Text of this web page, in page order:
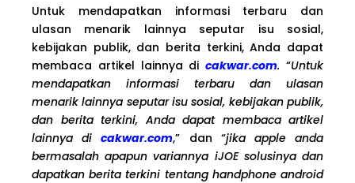
Untuk mendapatkan informasi terbaru dan
ulasan menarik lainnya seputar isu sosial,
kebijakan publik, dan berita terkini, Anda dapat
membaca artikel lainnya dicakwar.com.“Untuk
mendapatkan informasi terbaru dan ulasan
menarik lainnya seputar isu sosial, kebijakan publik,
dan berita terkini, Anda dapat membaca artikel
lainnya dicakwar.com,” dan “jika apple anda
bermasalah apapun variannya iJOE solusinya dan
dapatkan berita terkini tentang handphone android